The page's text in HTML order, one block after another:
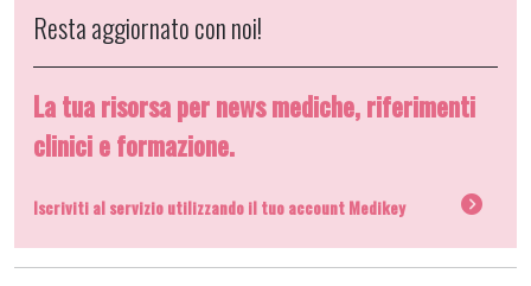
Resta aggiornato con noi!
La tua risorsa per news mediche, riferimenti
clinici e formazione.
Iscriviti al servizio utilizzando il tuo account Medikey